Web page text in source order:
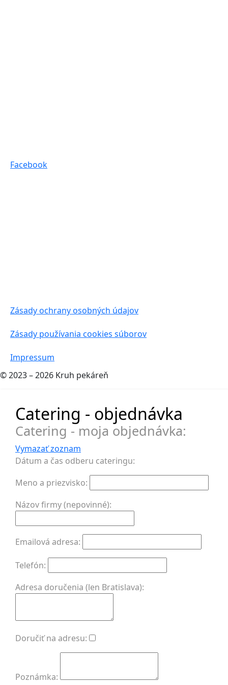
Facebook
Zásady ochrany osobných údajov
Zásady používania cookies súborov
Impressum
© 2023 – 2026 Kruh pekáreň
Catering - objednávka
Catering - moja objednávka:
Vymazať zoznam
Dátum a čas odberu cateringu:
Meno a priezvisko:
Názov firmy (nepovinné):
Emailová adresa:
Telefón:
Adresa doručenia (len Bratislava):
Doručiť na adresu:
Poznámka: